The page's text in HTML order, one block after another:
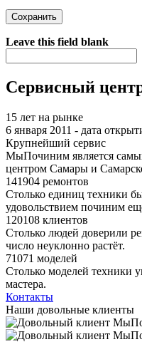
Я спамер
Leave this field blank
Сервисный
15 лет на рынке
6 января 2011 - дата
Крупнейший сервис
МыПочиним является
центром Самары и
141904 ремонтов
Столько единиц техники
удовольствием починим
120108 клиентов
Столько людей доверили
число неуклонно растёт.
71071 моделей
Столько моделей техники
мастера.
Контакты
Наши довольные клиенты